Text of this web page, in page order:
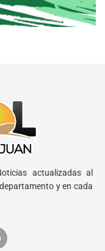
actualizadas al
y en cada